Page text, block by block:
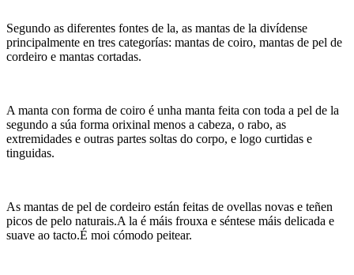
Segundo as diferentes fontes de la, as mantas de la divídense
principalmente en tres categorías: mantas de coiro, mantas de pel de
cordeiro e mantas cortadas.
A manta con forma de coiro é unha manta feita con toda a pel de la
segundo a súa forma orixinal menos a cabeza, o rabo, as
extremidades e outras partes soltas do corpo, e logo curtidas e
tinguidas.
As mantas de pel de cordeiro están feitas de ovellas novas e teñen
picos de pelo naturais.A la é máis frouxa e séntese máis delicada e
suave ao tacto.É moi cómodo peitear.